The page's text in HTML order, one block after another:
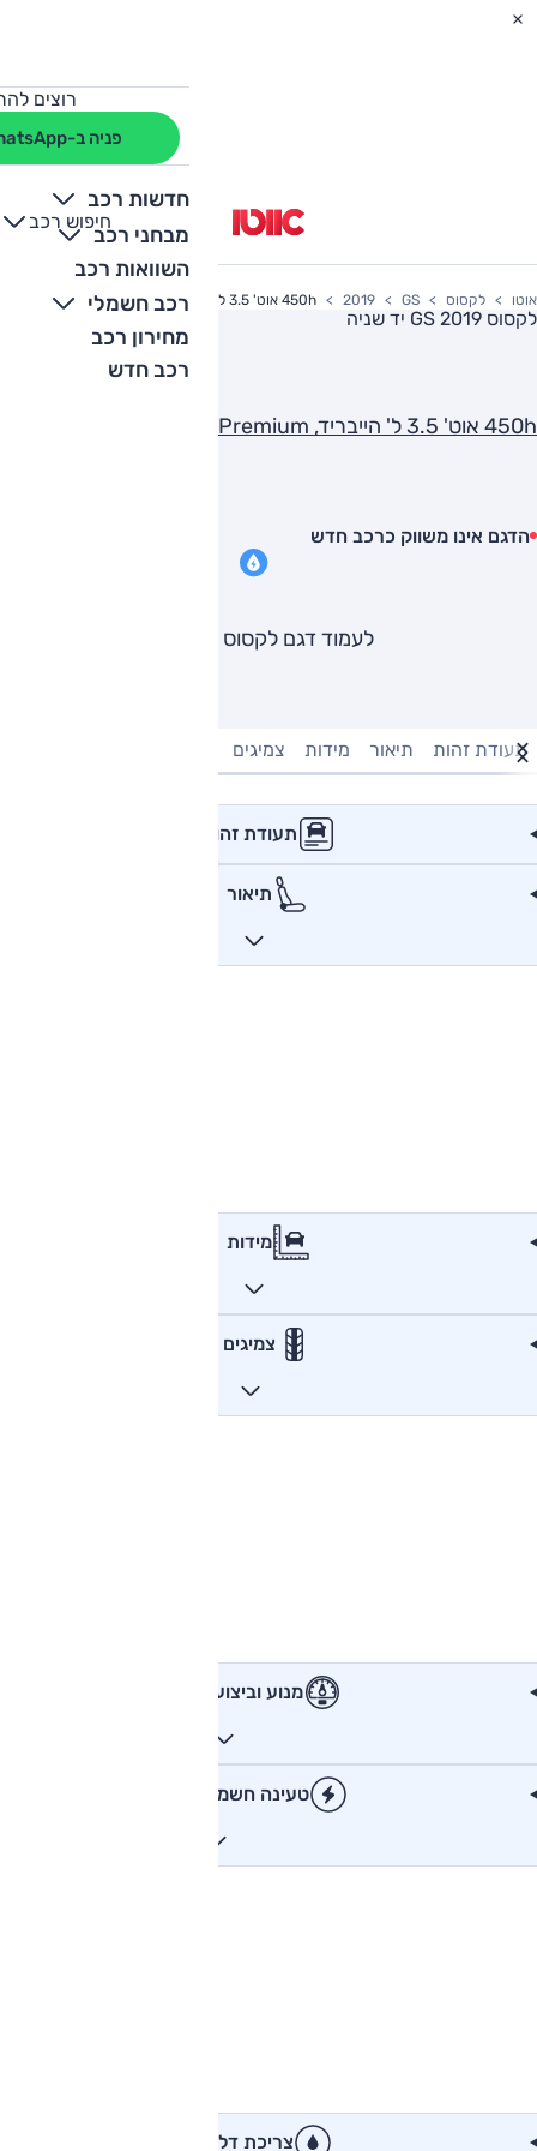
רוצים
פניה ב-WhatsApp
חדשות רכב
מבחני רכב
השוואות רכב
רכב חשמלי
מחירון רכב
רכב חדש
חיפוש רכב
+
-
אוטו לקסוס GS
2019 450h אוט' 3.5 ל' הייבריד, High Premium
לקסוס GS 2019 יד שניה
450h אוט' 3.5 ל' הייבריד, High Premium
הדגם אינו משווק כרכב חדש
לעמוד דגם לקסוס GS
תעודת זהות תיאור מידות צמיגים
תעודת זהות
תיאור
מידות
צמיגים
מנוע וביצועים
טעינה חשמלית
צריכת דלק